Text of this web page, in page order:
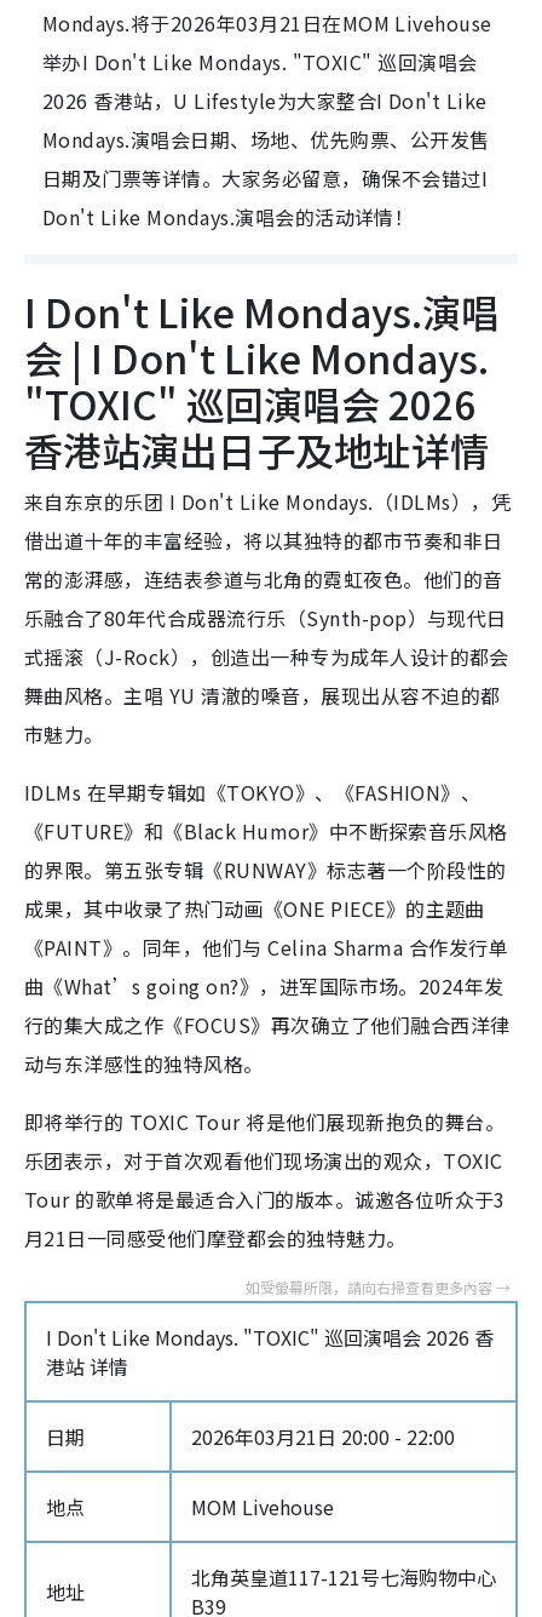
Mondays.将于2026年03月21日在MOM Livehouse
举办I Don't Like Mondays. "TOXIC" 巡回演唱会
2026 香港站，U Lifestyle为大家整合I Don't Like
Mondays.演唱会日期、场地、优先购票、公开发售
日期及门票等详情。大家务必留意，确保不会错过I
Don't Like Mondays.演唱会的活动详情！
I Don't Like Mondays.演唱
会 | I Don't Like Mondays.
"TOXIC" 巡回演唱会 2026
香港站演出日子及地址详情
来自东京的乐团 I Don't Like Mondays.（IDLMs），凭
借出道十年的丰富经验，将以其独特的都市节奏和非日
常的澎湃感，连结表参道与北角的霓虹夜色。他们的音
乐融合了80年代合成器流行乐（Synth-pop）与现代日
式摇滚（J-Rock），创造出一种专为成年人设计的都会
舞曲风格。主唱 YU 清澈的嗓音，展现出从容不迫的都
市魅力。
IDLMs 在早期专辑如《TOKYO》、《FASHION》、
《FUTURE》和《Black Humor》中不断探索音乐风格
的界限。第五张专辑《RUNWAY》标志著一个阶段性的
成果，其中收录了热门动画《ONE PIECE》的主题曲
《PAINT》。同年，他们与 Celina Sharma 合作发行单
曲《What’s going on?》，进军国际市场。2024年发
行的集大成之作《FOCUS》再次确立了他们融合西洋律
动与东洋感性的独特风格。
即将举行的 TOXIC Tour 将是他们展现新抱负的舞台。
乐团表示，对于首次观看他们现场演出的观众，TOXIC
Tour 的歌单将是最适合入门的版本。诚邀各位听众于3
月21日一同感受他们摩登都会的独特魅力。
I Don't Like Mondays. "TOXIC" 巡回演唱会 2026 香
港站 详情
日期 2026年03月21日 20:00 - 22:00
地点 MOM Livehouse
地址
北角英皇道117-121号七海购物中心
B39